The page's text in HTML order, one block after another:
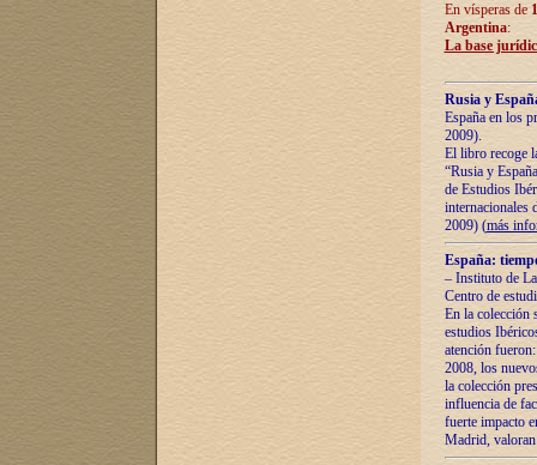
En vísperas de
Argentina:
La base
Rusia y
España en los
2009).
El libro recoge
“Rusia y
de Estudios
internacionales
2009) (más
España:
– Instituto de
Centro de
En la colección
estudios
atención
2008, los
la colección
influencia de
fuerte impacto
Madrid,